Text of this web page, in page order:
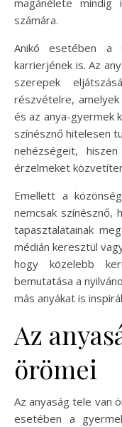
számára.
Anikó esetében a
karrierjének is. Az
szerepek
részvételre,
és az anya-gyermek
színésznő hitelesen
nehézségeit,
érzelmeket
Emellett a
nemcsak színésznő,
tapasztalatainak
médián keresztül
hogy közelebb
bemutatása a
más anyákat is
Az
örömei
Az anyaság tele van
esetében a